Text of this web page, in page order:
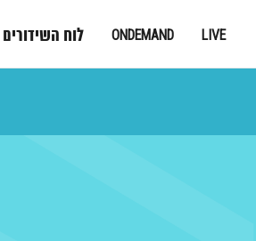
LIVE
ONDEMAND לוח השידורים